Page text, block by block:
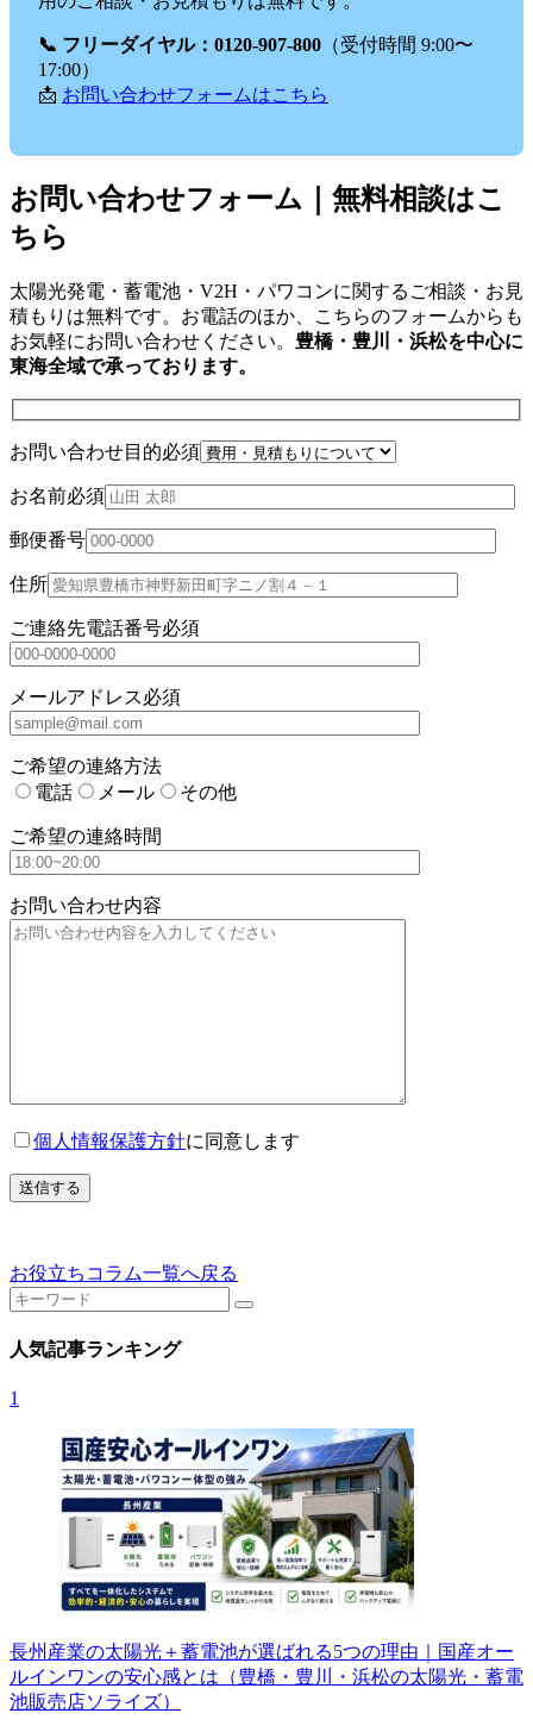
📞 フリーダイヤル：0120-907-800 （受付時間 9:00〜
17:00）
📩 お問い合わせフォームはこちら
お問い合わせフォーム｜無料相談はこ
ちら
太陽光発電・蓄電池・V2H・パワコンに関するご相談・お見
積もりは無料です。お電話のほか、こちらのフォームからも
お気軽にお問い合わせください。 豊橋・豊川・浜松を中心に
東海全域で承っております。
お問い合わせ目的必須
お名前必須
郵便番号
住所
ご連絡先電話番号必須
メールアドレス必須
ご希望の連絡方法
電話
メール その他
ご希望の連絡時間
お問い合わせ内容
個人情報保護方針に同意します
お役立ちコラム一覧へ戻る
人気記事ランキング
1
長州産業の太陽光＋蓄電池が選ばれる5つの理由｜国産オー
ルインワンの安心感とは（豊橋・豊川・浜松の太陽光・蓄電
池販売店ソライズ）